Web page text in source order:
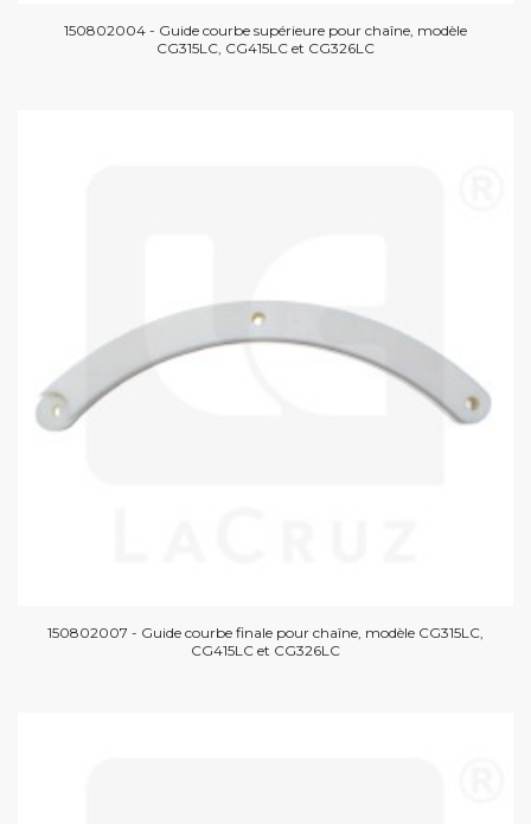
150802004 - Guide courbe supérieure pour chaîne, modèle
CG315LC, CG415LC et CG326LC
150802007 - Guide courbe finale pour chaîne, modèle CG315LC,
CG415LC et CG326LC